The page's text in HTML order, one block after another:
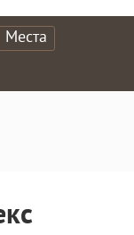
Места